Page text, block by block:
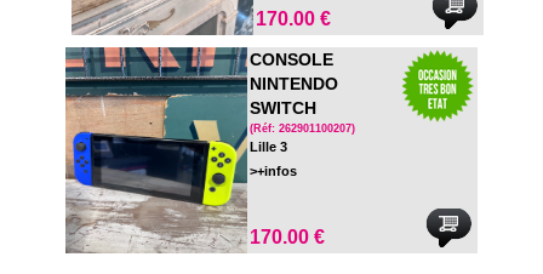
170.00 €
CONSOLE
NINTENDO
SWITCH
COMPLETE
(Réf: 262901100207)
Lille 3
>+infos
170.00 €